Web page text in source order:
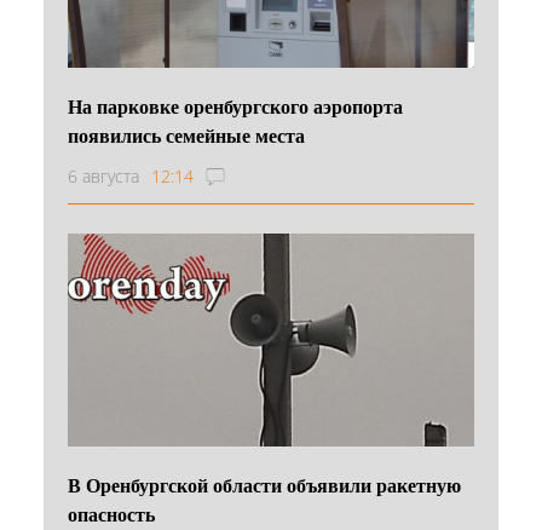
На парковке оренбургского аэропорта
появились семейные места
6 августа 12:14
В Оренбургской области объявили ракетную
опасность